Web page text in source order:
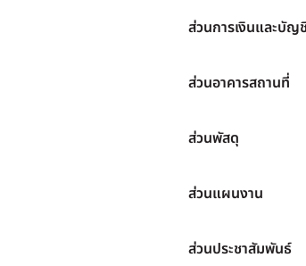
ส่วนการเงินและบัญ
ส่วนอาคารสถานที่
ส่วนพัสดุ
ส่วนแผนงาน
ส่วนประชาสัมพันธ์